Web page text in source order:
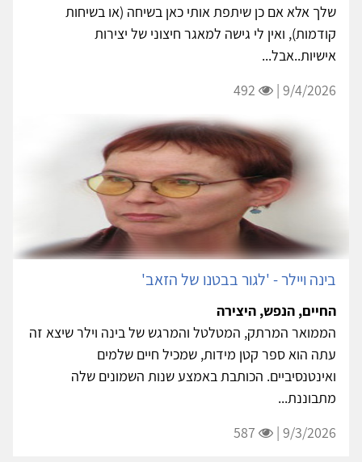
שלך אלא אם כן שיתפת אותי כאן בשיחה (או בשיחות
קודמות), ואין לי גישה למאגר חיצוני של יצירות
אישיות..אבל...
9/4/2026 |
בינה ויילר - 'לגור בבטנו של הזאב'
החיים, הנפש, היצירה
הממואר המרתק, המטלטל והמרגש של בינה וילר שיצא זה
עתה הוא ספר קטן מידות, שמכיל חיים שלמים
ואינטנסיביים. הכותבת באמצע שנות השמונים שלה
מתבוננת...
9/3/2026 |